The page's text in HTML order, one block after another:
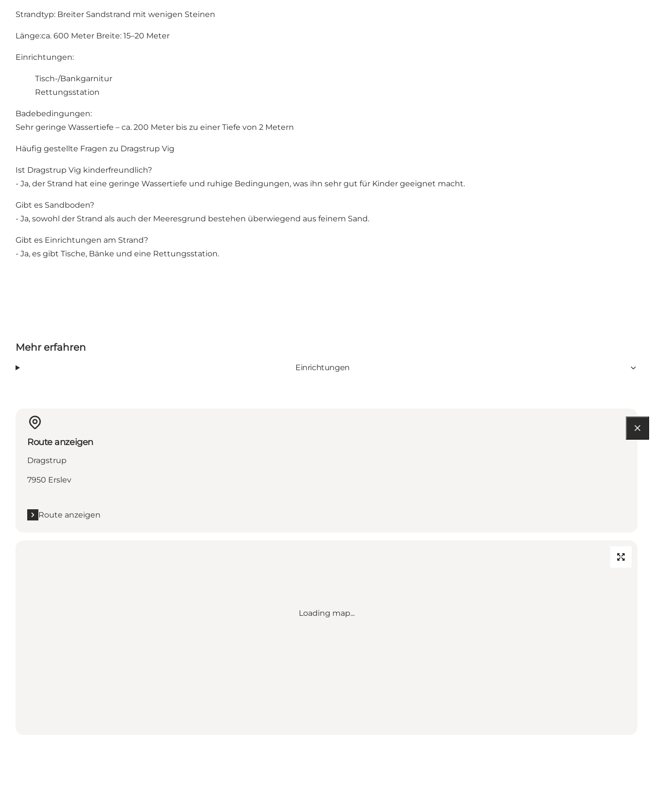
Strandtyp: Breiter Sandstrand mit wenigen Steinen
Länge:ca. 600 Meter Breite: 15–20 Meter
Einrichtungen:
Tisch-/Bankgarnitur
Rettungsstation
Badebedingungen:
Sehr geringe Wassertiefe – ca. 200 Meter bis zu einer Tiefe von 2 Metern
Häufig gestellte Fragen zu Dragstrup Vig
Ist Dragstrup Vig kinderfreundlich?
- Ja, der Strand hat eine geringe Wassertiefe und ruhige Bedingungen, was ihn sehr gut für Kinder geeignet macht.
Gibt es Sandboden?
- Ja, sowohl der Strand als auch der Meeresgrund bestehen überwiegend aus feinem Sand.
Gibt es Einrichtungen am Strand?
- Ja, es gibt Tische, Bänke und eine Rettungsstation.
Mehr erfahren
Einrichtungen
Route anzeigen
Dragstrup
7950 Erslev
Route anzeigen
Loading map...